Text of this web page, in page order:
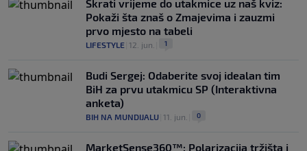
Skrati vrijeme do utakmice uz naš kviz:
Pokaži šta znaš o Zmajevima i zauzmi
prvo mjesto na tabeli
LIFESTYLE 12. jun. 1
Budi Sergej: Odaberite svoj idealan tim
BiH za prvu utakmicu SP (Interaktivna
anketa)
BIH NA MUNDIJALU 11. jun. 0
MarketSense360™: Polarizacija tržišta i